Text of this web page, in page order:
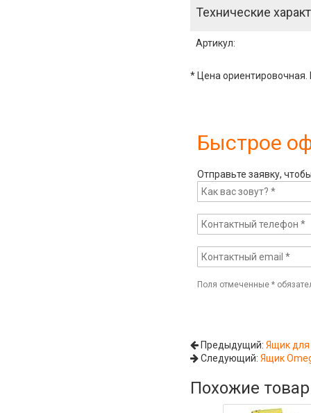
Технические
Артикул:
* Цена ориентировочная.
Быстрое
Отправьте заявку,
Поля отмеченные*
Предыдущий:Ящик для
Следующий:Ящик
Похожие